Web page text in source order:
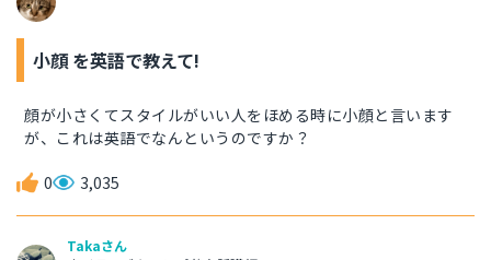
小顔 を英語で教えて!
顔が小さくてスタイルがいい人をほめる時に小顔と言います
が、これは英語でなんというのですか？
0 3,035
Takaさん